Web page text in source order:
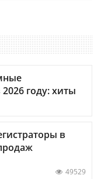
году: хиты
в
49529